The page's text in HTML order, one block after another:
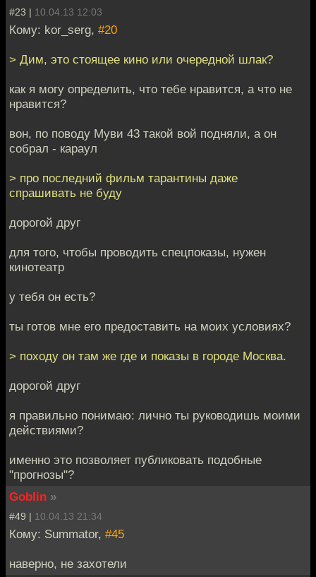
#23 | 10.04.13 12:03
Кому: kor_serg, #20
> Дим, это стоящее кино или очередной шлак?
как я могу определить, что тебе нравится, а что не
нравится?
вон, по поводу Муви 43 такой вой подняли, а он
собрал - караул
> про последний фильм тарантины даже
спрашивать не буду
дорогой друг
для того, чтобы проводить спецпоказы, нужен
кинотеатр
у тебя он есть?
ты готов мне его предоставить на моих условиях?
> походу он там же где и показы в городе Москва.
дорогой друг
я правильно понимаю: лично ты руководишь моими
действиями?
именно это позволяет публиковать подобные
"прогнозы"?
Goblin »
#49 | 10.04.13 21:34
Кому: Summator, #45
наверно, не захотели